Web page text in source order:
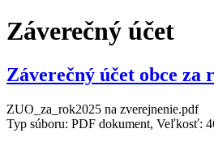
Záverečný účet
Záverečný účet obce za
ZUO_za_rok2025 na zverejnenie.pdf
Typ súboru: PDF dokument, Veľkosť: